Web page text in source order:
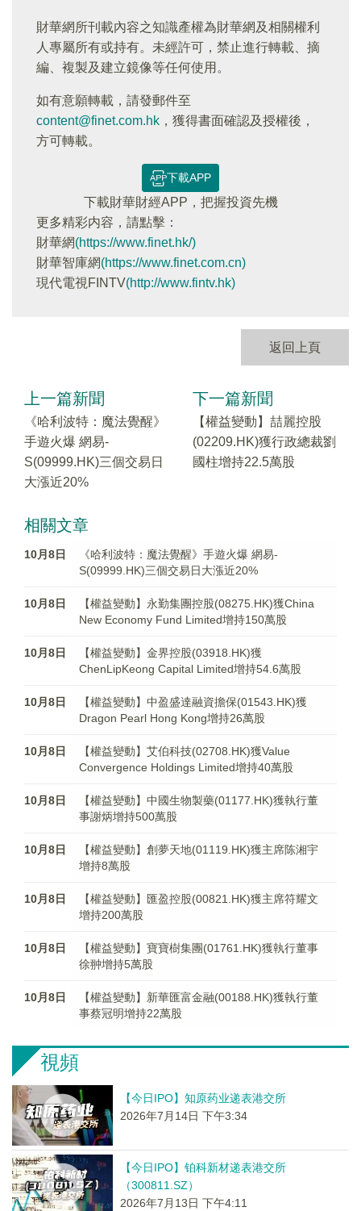
財華網所刊載內容之知識產權為財華網及相關權利
人專屬所有或持有。未經許可，禁止進行轉載、摘
編、複製及建立鏡像等任何使用。
如有意願轉載，請發郵件至
content@finet.com.hk ，獲得書面確認及授權後，
方可轉載。
下載APP
下載財華財經APP，把握投資先機
更多精彩内容，請點擊：
財華網(https://www.finet.hk/)
財華智庫網(https://www.finet.com.cn)
現代電視FINTV(http://www.fintv.hk)
返回上頁
上一篇新聞
《哈利波特：魔法覺醒》
手遊火爆 網易-
S(09999.HK)三個交易日
大漲近20%
下一篇新聞
【權益變動】喆麗控股
(02209.HK)獲行政總裁劉
國柱增持22.5萬股
相關文章
10月8日
《哈利波特：魔法覺醒》手遊火爆 網易-
S(09999.HK)三個交易日大漲近20%
10月8日
【權益變動】永勤集團控股(08275.HK)獲China
New Economy Fund Limited增持150萬股
10月8日
【權益變動】金界控股(03918.HK)獲
ChenLipKeong Capital Limited增持54.6萬股
10月8日
【權益變動】中盈盛達融資擔保(01543.HK)獲
Dragon Pearl Hong Kong增持26萬股
10月8日
【權益變動】艾伯科技(02708.HK)獲Value
Convergence Holdings Limited增持40萬股
10月8日
【權益變動】中國生物製藥(01177.HK)獲執行董
事謝炳增持500萬股
10月8日
【權益變動】創夢天地(01119.HK)獲主席陈湘宇
增持8萬股
10月8日
【權益變動】匯盈控股(00821.HK)獲主席符耀文
增持200萬股
10月8日
【權益變動】寶寶樹集團(01761.HK)獲執行董事
徐翀增持5萬股
10月8日
【權益變動】新華匯富金融(00188.HK)獲執行董
事蔡冠明增持22萬股
視頻
【今日IPO】知原药业递表港交所
2026年7月14日 下午3:34
【今日IPO】铂科新材递表港交所
（300811.SZ）
2026年7月13日 下午4:11